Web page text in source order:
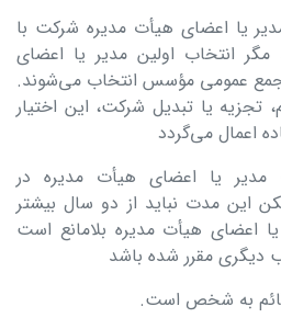
عزل مدیر یا اعضای هیأت مدیره شرکت با
انتخاب اولین مدیر یا اعضای
عمومی مؤسس انتخاب می‌شوند.
تجزیه یا تبدیل شرکت، این اختیار
اعمال می‌گردد
مدیر یا اعضای هیأت مدیره در
این مدت نباید از دو سال بیشتر
اعضای هیأت مدیره بلامانع است
دیگری مقرر شده باشد